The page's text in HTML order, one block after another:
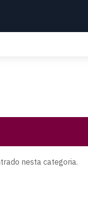
nesta categoria.